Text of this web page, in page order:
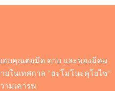
อบคุณต่อมีด ดาบ และของมีคม
ยในเทศกาล "ฮะโมโนะคุโยไซ"
ามเคารพ